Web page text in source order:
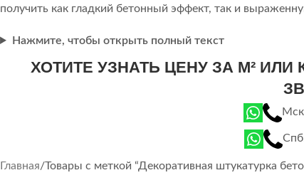
получить как гладкий бетонный эффект, так и
Нажмите, чтобы открыть полный текст
ХОТИТЕ УЗНАТЬ ЦЕНУ ЗА М²
Главная Товары с меткой “Декоративная штукатурка